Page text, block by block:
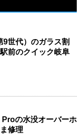
9世代）のガラス割
前のクイック岐阜
Proの水没オーバーホ
修理